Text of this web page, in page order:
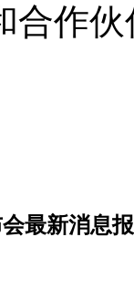
合作
最新消息